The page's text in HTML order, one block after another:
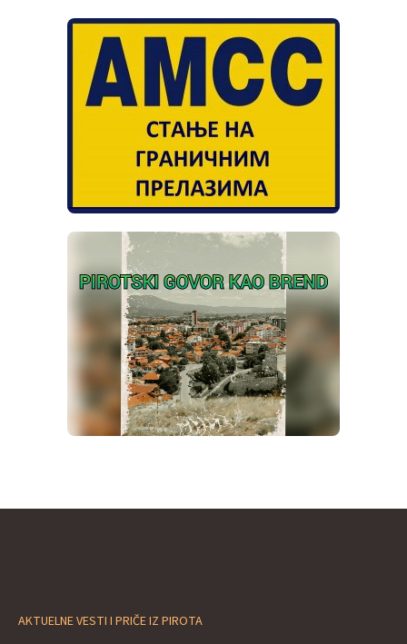
AKTUELNE VESTI I PRIČE IZ PIROTA